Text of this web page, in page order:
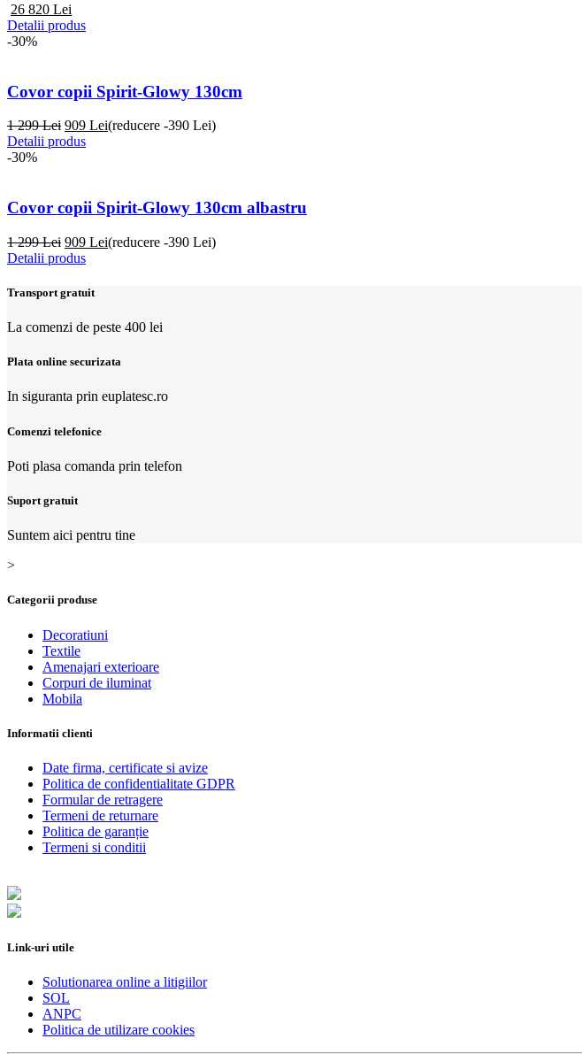
26 820 Lei
Detalii produs
-30%
Covor copii Spirit-Glowy 130cm
1 299 Lei 909 Lei(reducere -390 Lei)
Detalii produs
-30%
Covor copii Spirit-Glowy 130cm albastru
1 299 Lei 909 Lei(reducere -390 Lei)
Detalii produs
Transport gratuit
La comenzi de peste 400 lei
Plata online securizata
In siguranta prin euplatesc.ro
Comenzi telefonice
Poti plasa comanda prin telefon
Suport gratuit
Suntem aici pentru tine
>
Categorii produse
Decoratiuni
Textile
Amenajari exterioare
Corpuri de iluminat
Mobila
Informatii clienti
Date firma, certificate si avize
Politica de confidentialitate GDPR
Formular de retragere
Termeni de returnare
Politica de garanție
Termeni si conditii
Link-uri utile
Solutionarea online a litigiilor
SOL
ANPC
Politica de utilizare cookies